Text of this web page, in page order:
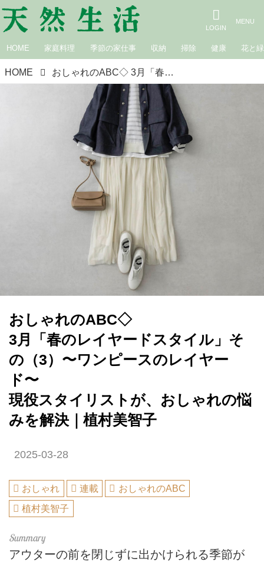
HOME 家庭料理 季節の家仕事 収納 掃除 健康 花と緑
HOME おしゃれのABC◇ 3月「春のレイヤードスタイル」その（3）〜ワンピースのレイヤード〜 現役スタイリストが、おしゃれの悩みを解決｜植村美智子
おしゃれのABC◇
3月「春のレイヤードスタイル」そ
の（3）〜ワンピースのレイヤー
ド〜
現役スタイリストが、おしゃれの悩
みを解決｜植村美智子
2025-03-28
おしゃれ 連載
おしゃれのABC
植村美智子
アウターの前を閉じずに出かけられる季節が